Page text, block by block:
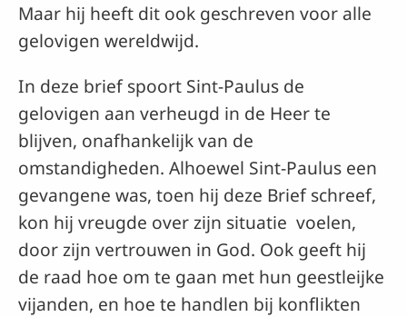
Maar hij heeft dit ook geschreven voor alle
gelovigen wereldwijd.
In deze brief spoort Sint-Paulus de
gelovigen aan verheugd in de Heer te
blijven, onafhankelijk van de
omstandigheden. Alhoewel Sint-Paulus een
gevangene was, toen hij deze Brief schreef,
kon hij vreugde over zijn situatie voelen,
door zijn vertrouwen in God. Ook geeft hij
de raad hoe om te gaan met hun geestleijke
vijanden, en hoe te handlen bij konflikten